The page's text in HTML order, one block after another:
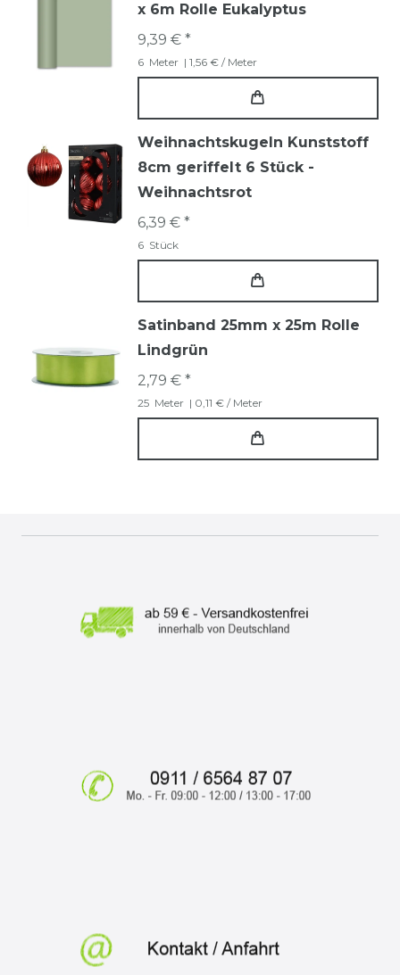
x 6m Rolle Eukalyptus
9,39 € *
6 Meter | 1,56 € / Meter
Weihnachtskugeln Kunststoff
8cm geriffelt 6 Stück -
Weihnachtsrot
6,39 € *
6 Stück
Satinband 25mm x 25m Rolle
Lindgrün
2,79 € *
25 Meter | 0,11 € / Meter